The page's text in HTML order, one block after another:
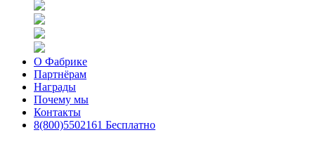
О Фабрике
Партнёрам
Награды
Почему мы
Контакты
8(800)5502161 Бесплатно